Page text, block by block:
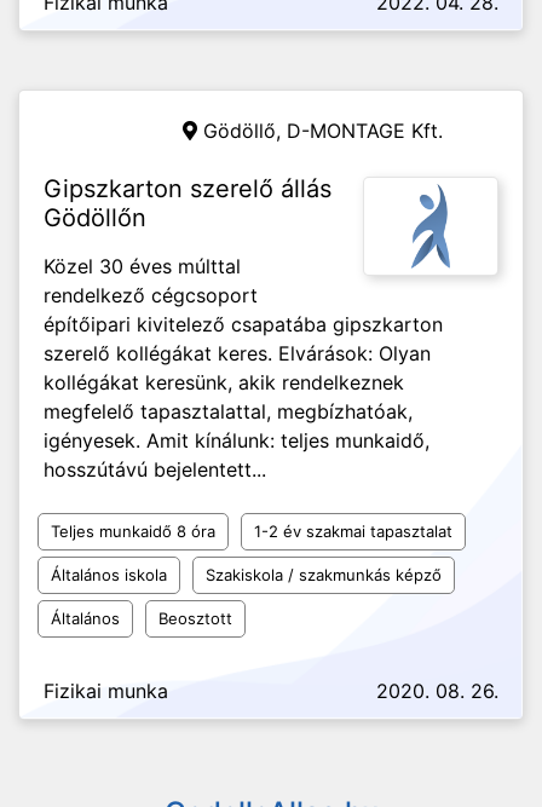
Gödöllő, D-MONTAGE Kft.
Gipszkarton szerelő állás
Gödöllőn
Közel 30 éves múlttal
rendelkező cégcsoport
építőipari kivitelező csapatába gipszkarton
szerelő kollégákat keres. Elvárások: Olyan
kollégákat keresünk, akik rendelkeznek
megfelelő tapasztalattal, megbízhatóak,
igényesek. Amit kínálunk: teljes munkaidő,
hosszútávú bejelentett...
Teljes munkaidő 8 óra 1-2 év szakmai tapasztalat
Általános iskola Szakiskola / szakmunkás képző
Általános Beosztott
Fizikai munka 2020. 08. 26.